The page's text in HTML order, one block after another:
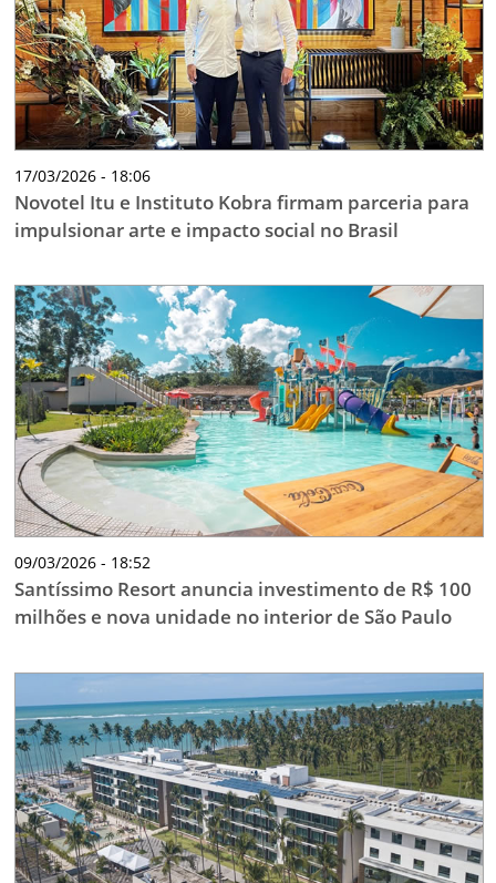
17/03/2026 - 18:06
Novotel Itu e Instituto Kobra firmam parceria para
impulsionar arte e impacto social no Brasil
09/03/2026 - 18:52
Santíssimo Resort anuncia investimento de R$ 100
milhões e nova unidade no interior de São Paulo